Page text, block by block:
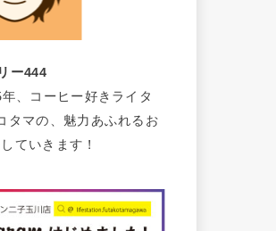
ー444
、コーヒー好きライタ
タマの、魅力あふれるお
ていきます！